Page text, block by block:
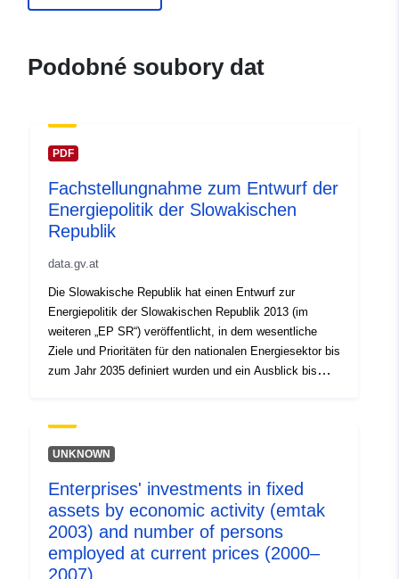
Podobné soubory dat
PDF
Fachstellungnahme zum Entwurf der
Energiepolitik der Slowakischen
Republik
data.gv.at
Die Slowakische Republik hat einen Entwurf zur
Energiepolitik der Slowakischen Republik 2013 (im
weiteren „EP SR“) veröffentlicht, in dem wesentliche
Ziele und Prioritäten für den nationalen Energiesektor bis
zum Jahr 2035 definiert wurden und ein Ausblick bis
UNKNOWN
Enterprises' investments in fixed
assets by economic activity (emtak
2003) and number of persons
employed at current prices (2000–
2007)